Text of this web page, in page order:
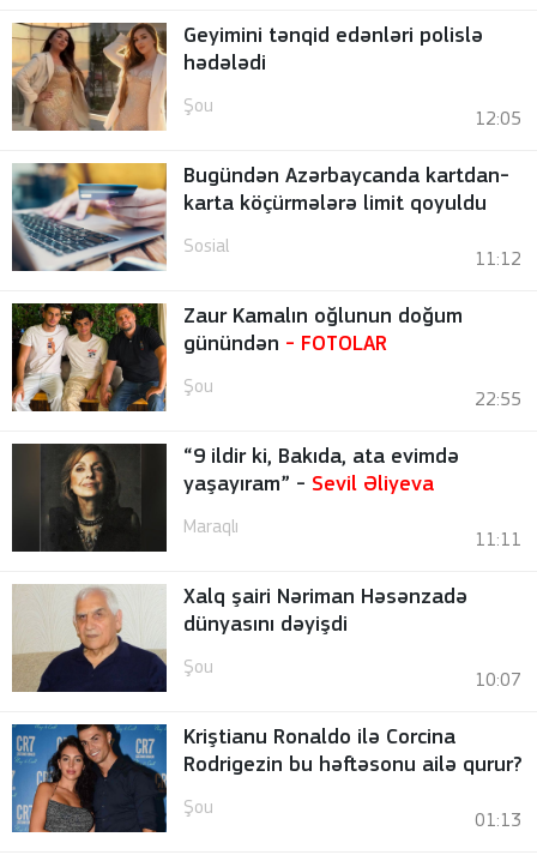
Geyimini tənqid edənləri polislə
hədələdi
Şou
12:05
Bugündən Azərbaycanda kartdan-
karta köçürmələrə limit qoyuldu
Sosial
11:12
Zaur Kamalın oğlunun doğum
günündən - FOTOLAR
Şou
22:55
“9 ildir ki, Bakıda, ata evimdə
yaşayıram” - Sevil Əliyeva
Maraqlı
11:11
Xalq şairi Nəriman Həsənzadə
dünyasını dəyişdi
Şou
10:07
Kriştianu Ronaldo ilə Corcina
Rodrigezin bu həftəsonu ailə qurur?
Şou
01:13